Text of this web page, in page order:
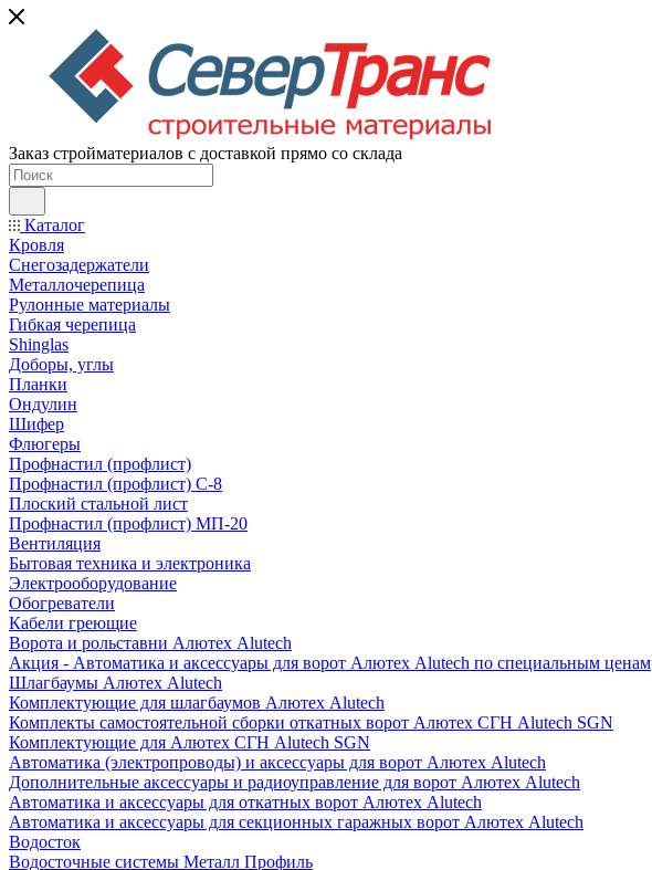
Заказ стройматериалов с доставкой прямо со склада
Каталог
Кровля
Снегозадержатели
Металлочерепица
Рулонные материалы
Гибкая черепица
Shinglas
Доборы, углы
Планки
Ондулин
Шифер
Флюгеры
Профнастил (профлист)
Профнастил (профлист) С-8
Плоский стальной лист
Профнастил (профлист) МП-20
Вентиляция
Бытовая техника и электроника
Электрооборудование
Обогреватели
Кабели греющие
Ворота и рольставни Алютех Alutech
Акция - Автоматика и аксессуары для ворот Алютех Alutech по специальным ценам
Шлагбаумы Алютех Alutech
Комплектующие для шлагбаумов Алютех Alutech
Комплекты самостоятельной сборки откатных ворот Алютех СГН Alutech SGN
Комплектующие для Алютех СГН Alutech SGN
Автоматика (электропроводы) и аксессуары для ворот Алютех Alutech
Дополнительные аксессуары и радиоуправление для ворот Алютех Alutech
Автоматика и аксессуары для откатных ворот Алютех Alutech
Автоматика и аксессуары для секционных гаражных ворот Алютех Alutech
Водосток
Водосточные системы Металл Профиль